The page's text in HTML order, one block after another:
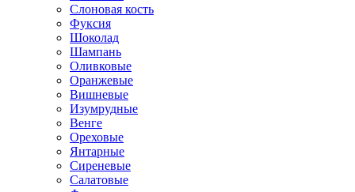
Слоновая кость
Фуксия
Шоколад
Шампань
Оливковые
Оранжевые
Вишневые
Изумрудные
Венге
Ореховые
Янтарные
Сиреневые
Салатовые